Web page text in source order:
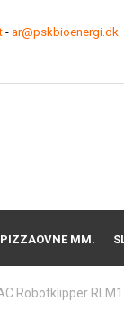
- ar@pskbioenergi.dk
MM.
Robotklipper